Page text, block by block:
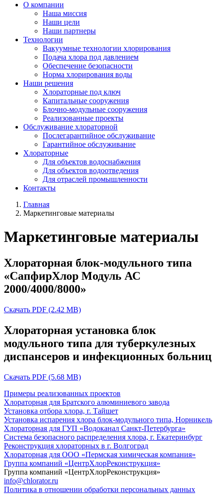
О компании
Наша миссия
Наши цели
Наши партнеры
Технологии
Вакуумные технологии хлорирования
Подача хлора под давлением
Обеспечение безопасности
Норма хлорирования воды
Наши решения
Хлораторные под ключ
Капитальные сооружения
Блочно-модульные сооружения
Реализованные проекты
Обслуживание хлораторной
Послегарантийное обслуживание
Гарантийное обслуживание
Хлораторные
Для объектов водоснабжения
Для объектов водоотведения
Для отраслей промышленности
Контакты
Главная
Маркетинговые материалы
Маркетинговые материалы
Хлораторная блок-модульного типа
«СапфирХлор Модуль АС
2000/4000/8000»
Скачать PDF (2.42 MB)
Хлораторная установка блок
модульного типа для туберкулезных
диспансеров и инфекционных больниц
Скачать PDF (5.68 MB)
Примеры реализованных проектов
Хлораторная для Братского алюминиевого завода
Установка отбора хлора, г. Тайшет
Установка испарения хлора блок-модульного типа, Норникель
Хлораторная для ГУП «Водоканал Санкт-Петербурга»
Система безопасного распределения хлора, г. Екатеринбург
Реконструкция хлораторных в г. Волгоград
Хлораторная для ООО «Пермская химическая компания»
Группа компаний «ЦентрХлорРеконструкция»
Группа компаний «ЦентрХлорРеконструкция»
info@chlorator.ru
Политика в отношении обработки персональных данных